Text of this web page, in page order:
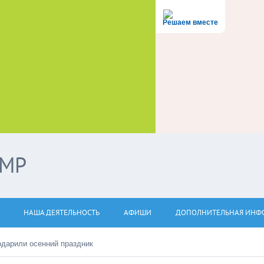
Решаем вместе
НАША ДЕЯТЕЛЬНОСТЬ АФИШИ ДОПОЛНИТЕЛЬНАЯ
осенний праздник